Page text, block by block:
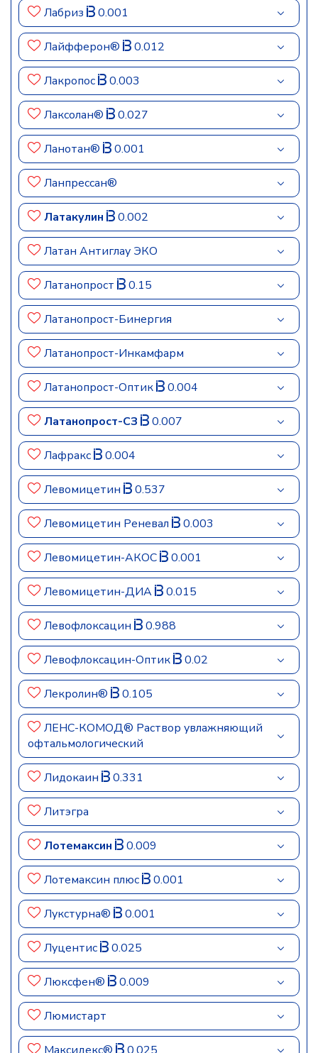
Лабриз 0.001
Лайфферон® 0.012
Лакропос 0.003
Лаксолан® 0.027
Ланотан® 0.001
Ланпрессан®
Латакулин 0.002
Латан Антиглау ЭКО
Латанопрост 0.15
Латанопрост-Бинергия
Латанопрост-Инкамфарм
Латанопрост-Оптик 0.004
Латанопрост-СЗ 0.007
Лафракс 0.004
Левомицетин 0.537
Левомицетин Реневал 0.003
Левомицетин-АКОС 0.001
Левомицетин-ДИА 0.015
Левофлоксацин 0.988
Левофлоксацин-Оптик 0.02
Лекролин® 0.105
ЛЕНС-КОМОД® Раствор увлажняющий
офтальмологический
Лидокаин 0.331
Литэгра
Лотемаксин 0.009
Лотемаксин плюс 0.001
Лукстурна® 0.001
Луцентис 0.025
Люксфен® 0.009
Люмистарт